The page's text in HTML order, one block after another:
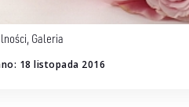
, Galeria
18 listopada 2016